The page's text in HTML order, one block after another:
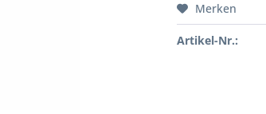
Merken
Artikel-Nr.: